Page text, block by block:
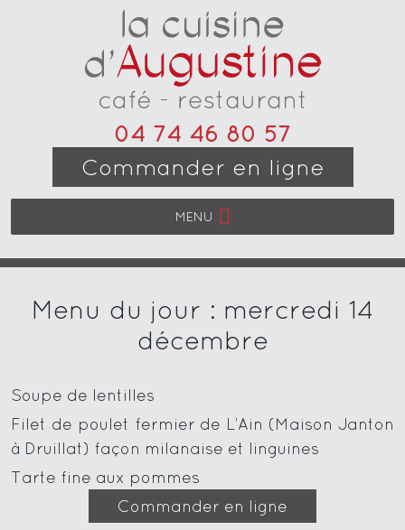
04 74 46 80 57
Commander en ligne
MENU
Menu du jour : mercredi 14
décembre
Soupe de lentilles
Filet de poulet fermier de L’Ain (Maison Janton
à Druillat) façon milanaise et linguines
Tarte fine aux pommes
Commander en ligne